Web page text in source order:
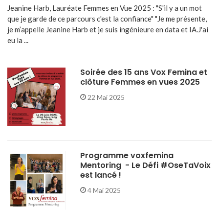
Jeanine Harb, Lauréate Femmes en Vue 2025 : "S'il y a un mot
que je garde de ce parcours c'est la confiance" "Je me présente,
je m’appelle Jeanine Harb et je suis ingénieure en data et IA.J'ai
eu la ...
Soirée des 15 ans Vox Femina et
clôture Femmes en vues 2025
22 Mai 2025
Programme voxfemina
Mentoring - Le Défi #OseTaVoix
est lancé !
4 Mai 2025